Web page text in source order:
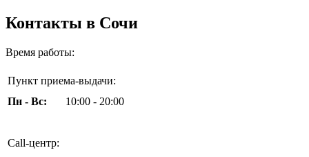
Контакты в Сочи
Время работы:
Пункт приема-выдачи:
Пн - Вс:
10:00 - 20:00
Call-центр: